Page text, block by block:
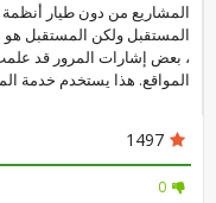
المشاريع من دون طيار
المستقبل ولكن المستقبل هو
، بعض إشارات المرور قد
المواقع. هذا يستخدم خدمة
1497
0